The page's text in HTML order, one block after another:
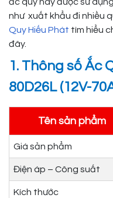
ắc quy này được sử
như xuất khẩu đi nhiều
Quy Hiếu Phát tìm hiểu
đây.
1. Thông số Ắc
80D26L (12V-
Tên sản phẩm
Giá sản phẩm
Điện áp – Công suất
Kích thước